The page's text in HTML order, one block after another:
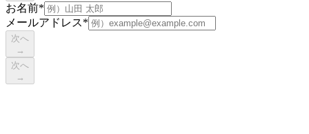
お名前*
メールアドレス*
次へ
→
次へ
→